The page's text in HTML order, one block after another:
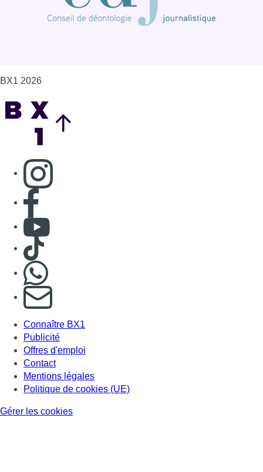
BX1 2026
Consulter page Instagram
Consulter page Facebook
Consulter Youtube
Consulter TikTok
S'abonner à notre newsletter
Connaître BX1
Publicité
Offres d'emploi
Contact
Mentions légales
Politique de cookies (UE)
Gérer les cookies